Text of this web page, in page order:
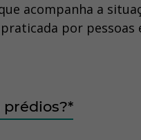
acompanha a
por pessoas